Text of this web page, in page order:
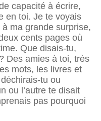
capacité à écrire,
en toi. Je te voyais
ma grande surprise,
cents pages où
Que disais-tu,
Des amies à toi, très
mots, les livres et
tu ou
ou l’autre te disait
pas pourquoi